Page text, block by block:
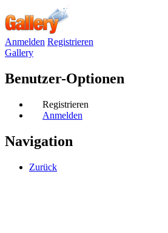
Anmelden Registrieren
Gallery
Benutzer-Optionen
Registrieren
Anmelden
Navigation
Zurück